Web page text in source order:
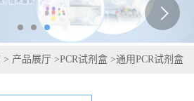
> 产品展厅 >PCR试剂盒 >通用PCR试剂盒